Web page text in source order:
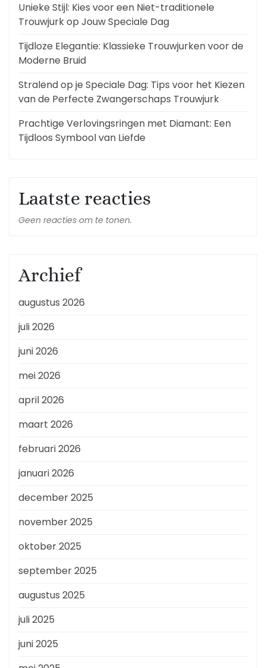
Unieke Stijl: Kies voor een Niet-traditionele
Trouwjurk op Jouw Speciale Dag
Tijdloze Elegantie: Klassieke Trouwjurken voor de
Moderne Bruid
Stralend op je Speciale Dag: Tips voor het Kiezen
van de Perfecte Zwangerschaps Trouwjurk
Prachtige Verlovingsringen met Diamant: Een
Tijdloos Symbool van Liefde
Laatste reacties
Geen reacties om te tonen.
Archief
augustus 2026
juli 2026
juni 2026
mei 2026
april 2026
maart 2026
februari 2026
januari 2026
december 2025
november 2025
oktober 2025
september 2025
augustus 2025
juli 2025
juni 2025